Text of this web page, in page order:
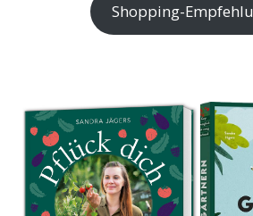
Shopping-